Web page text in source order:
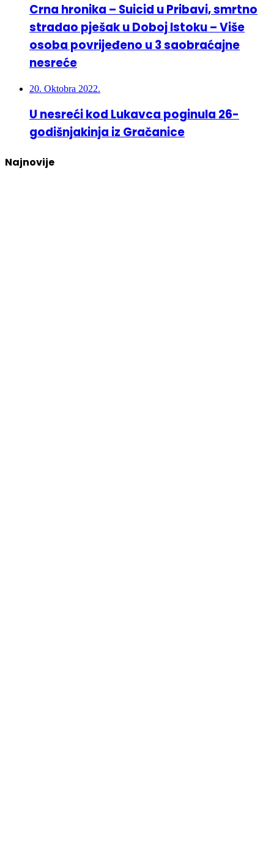
Crna hronika – Suicid u Pribavi, smrtno
stradao pješak u Doboj Istoku – Više
osoba povrijeđeno u 3 saobraćajne
nesreće
20. Oktobra 2022.
U nesreći kod Lukavca poginula 26-
godišnjakinja iz Gračanice
Najnovije